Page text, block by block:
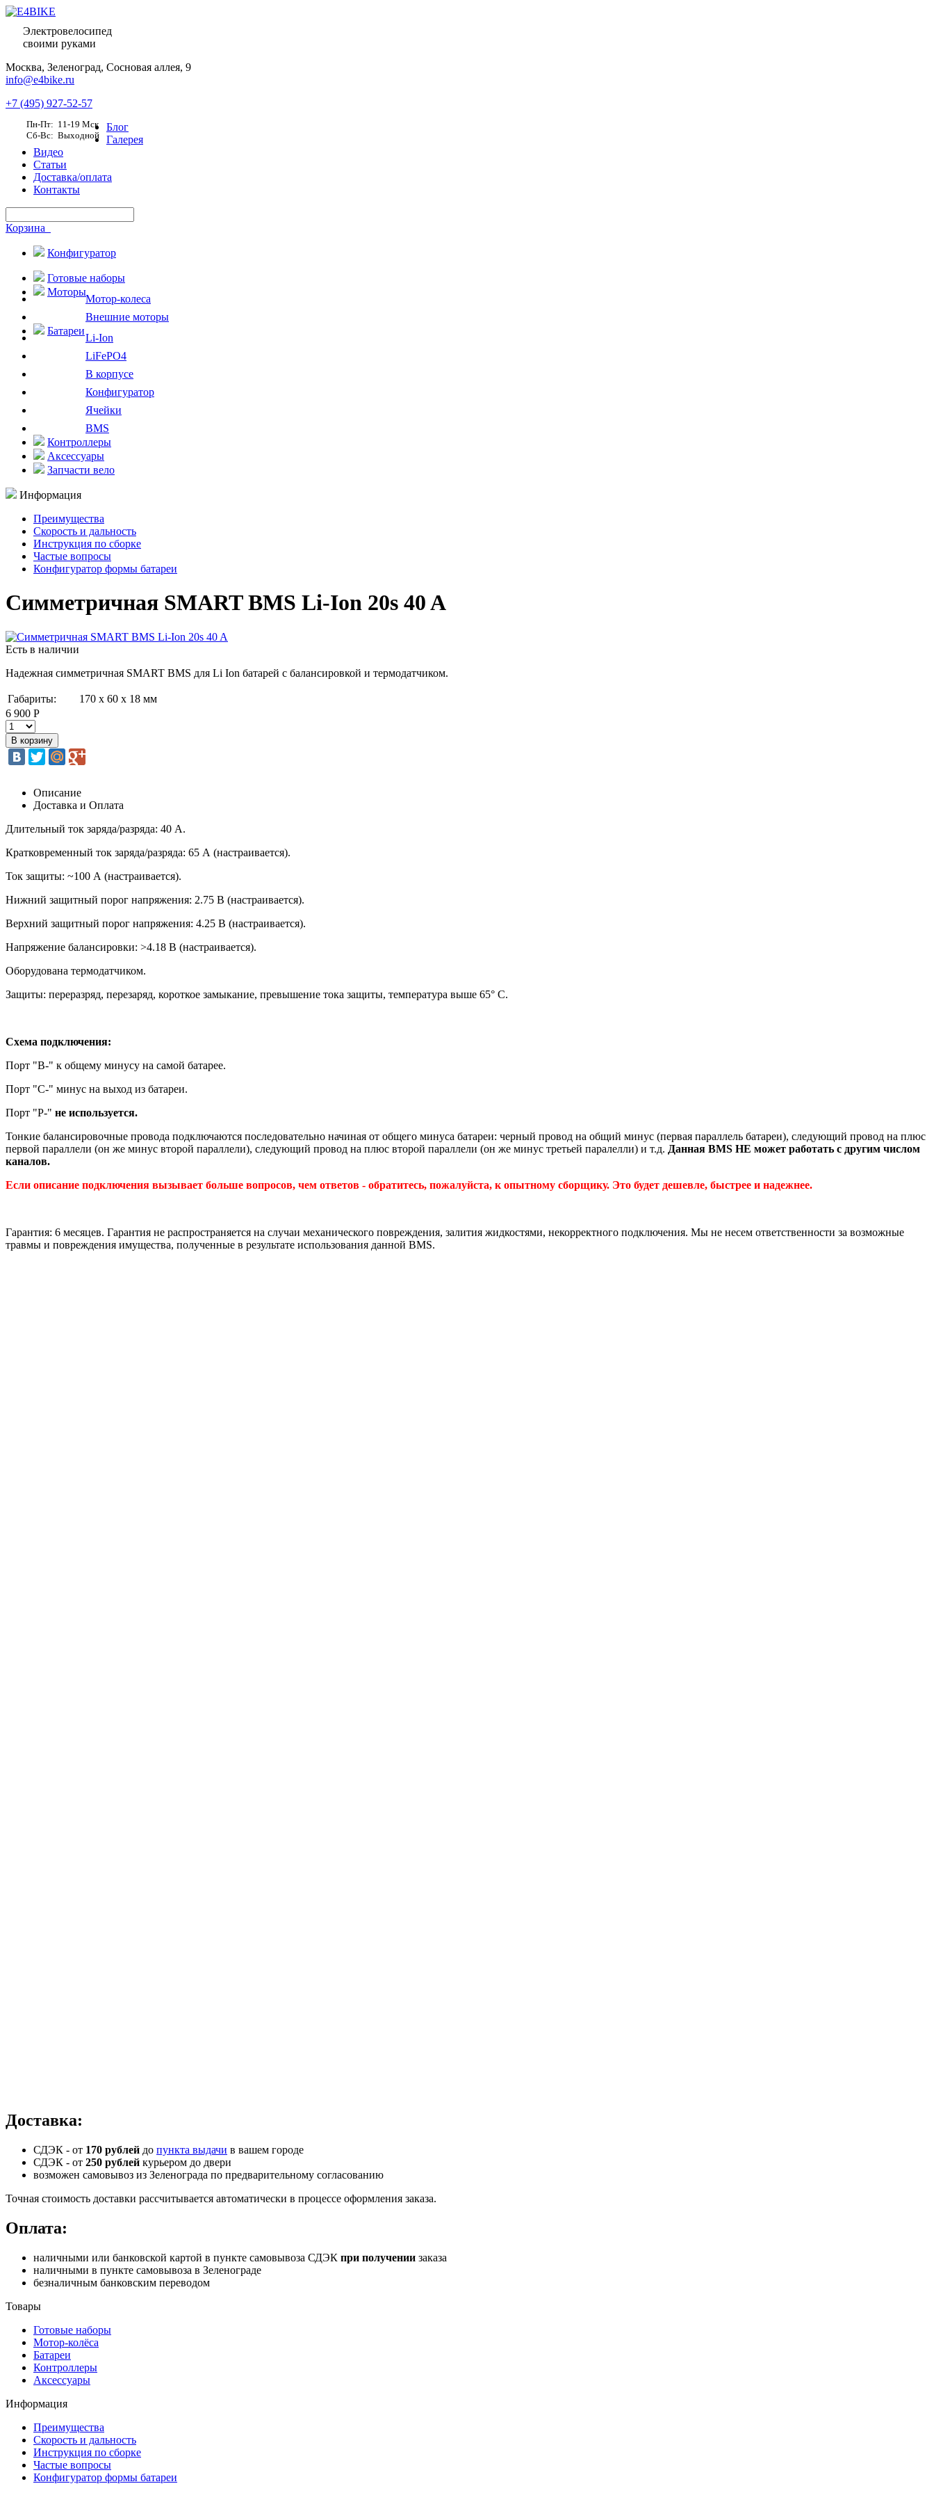
Электровелосипед
своими руками
Москва, Зеленоград, Сосновая аллея, 9
info@e4bike.ru
+7 (495) 927-52-57
Пн-Пт: 11-19 Мск
Сб-Вс: Выходной
Блог
Галерея
Видео
Статьи
Доставка/оплата
Контакты
Корзина
Конфигуратор
Готовые наборы
Моторы
Мотор-колеса
Внешние моторы
Батареи
Li-Ion
LiFePO4
В корпусе
Конфигуратор
Ячейки
BMS
Контроллеры
Аксессуары
Запчасти вело
Информация
Преимущества
Скорость и дальность
Инструкция по сборке
Частые вопросы
Конфигуратор формы батареи
Симметричная SMART BMS Li-Ion 20s 40 A
Есть в наличии
Надежная симметричная SMART BMS для Li Ion батарей с балансировкой и термодатчиком.
Габариты:
170 х 60 х 18 мм
6 900 Р
Описание
Доставка и Оплата
Длительный ток заряда/разряда: 40 А.
Кратковременный ток заряда/разряда: 65 А (настраивается).
Ток защиты: ~100 А (настраивается).
Нижний защитный порог напряжения: 2.75 В (настраивается).
Верхний защитный порог напряжения: 4.25 В (настраивается).
Напряжение балансировки: >4.18 В (настраивается).
Оборудована термодатчиком.
Защиты: переразряд, перезаряд, короткое замыкание, превышение тока защиты, температура выше 65° С.
Схема подключения:
Порт "B-" к общему минусу на самой батарее.
Порт "С-" минус на выход из батареи.
Порт "P-" не используется.
Тонкие балансировочные провода подключаются последовательно начиная от общего минуса батареи: черный провод на общий минус (первая параллель батареи), следующий провод на плюс
первой параллели (он же минус второй параллели), следующий провод на плюс второй параллели (он же минус третьей паралелли) и т.д. Данная BMS НЕ может работать с другим числом
каналов.
Если описание подключения вызывает больше вопросов, чем ответов - обратитесь, пожалуйста, к опытному сборщику. Это будет дешевле, быстрее и надежнее.
Гарантия: 6 месяцев. Гарантия не распространяется на случаи механического повреждения, залития жидкостями, некорректного подключения. Мы не несем ответственности за возможные
травмы и повреждения имущества, полученные в результате использования данной BMS.
Доставка:
СДЭК - от 170 рублей до пункта выдачи в вашем городе
СДЭК - от 250 рублей курьером до двери
возможен самовывоз из Зеленограда по предварительному согласованию
Точная стоимость доставки рассчитывается автоматически в процессе оформления заказа.
Оплата:
наличными или банковской картой в пункте самовывоза СДЭК при получении заказа
наличными в пункте самовывоза в Зеленограде
безналичным банковским переводом
Товары
Готовые наборы
Мотор-колёса
Батареи
Контроллеры
Аксессуары
Информация
Преимущества
Скорость и дальность
Инструкция по сборке
Частые вопросы
Конфигуратор формы батареи